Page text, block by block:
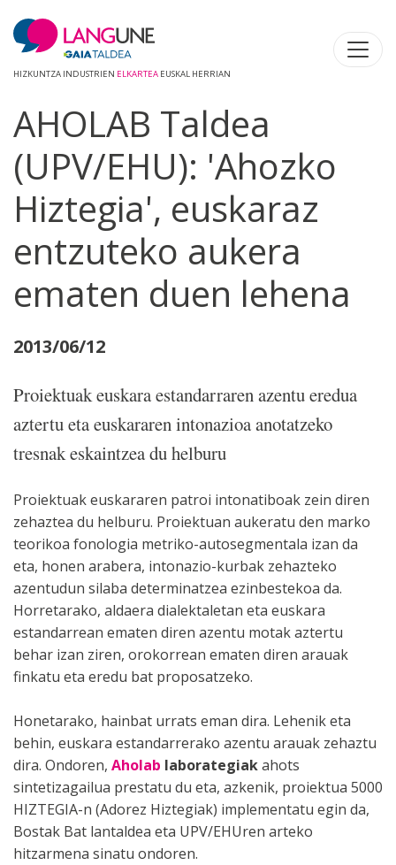
HIZKUNTZA INDUSTRIEN ELKARTEA EUSKAL HERRIAN
AHOLAB Taldea
(UPV/EHU): 'Ahozko
Hiztegia', euskaraz
entzuteko aukera
ematen duen lehena
2013/06/12
Proiektuak euskara estandarraren azentu eredua
aztertu eta euskararen intonazioa anotatzeko
tresnak eskaintzea du helburu
Proiektuak euskararen patroi intonatiboak zein diren
zehaztea du helburu. Proiektuan aukeratu den marko
teorikoa fonologia metriko-autosegmentala izan da
eta, honen arabera, intonazio-kurbak zehazteko
azentudun silaba determinatzea ezinbestekoa da.
Horretarako, aldaera dialektaletan eta euskara
estandarrean ematen diren azentu motak aztertu
behar izan ziren, orokorrean ematen diren arauak
finkatu eta eredu bat proposatzeko.
Honetarako, hainbat urrats eman dira. Lehenik eta
behin, euskara estandarrerako azentu arauak zehaztu
dira. Ondoren, Aholab laborategiakahots
sintetizagailua prestatu du eta, azkenik, proiektua 5000
HIZTEGIA-n (Adorez Hiztegiak) implementatu egin da,
Bostak Bat lantaldea eta UPV/EHUren arteko
hitzarmena sinatu ondoren.